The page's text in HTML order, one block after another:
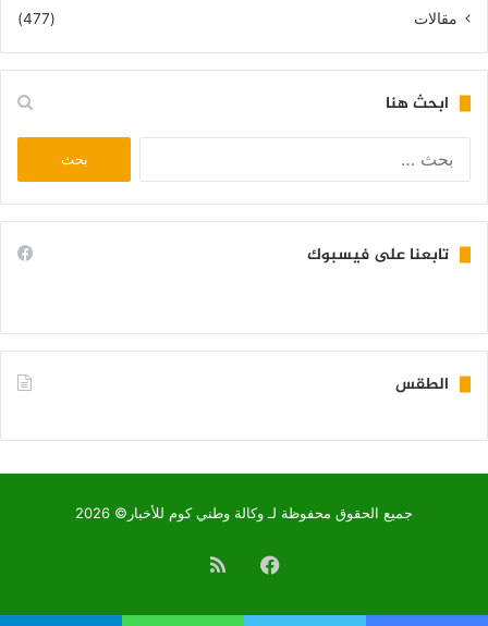
مقالات
(477)
ابحث هنا
تابعنا على فيسبوك
الطقس
جميع الحقوق محفوظة لـ وكالة وطني كوم للأخبار© 2026
فيسبوكملخص
الموقع